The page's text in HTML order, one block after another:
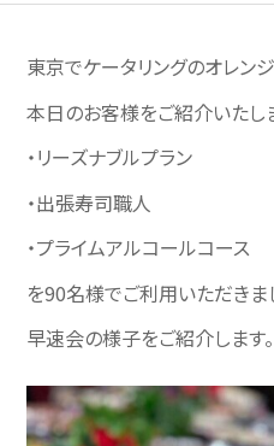
東京でケータリングのオレン
本日のお客様をご紹介いたし
・リーズナブルプラン
・出張寿司職人
・プライムアルコールコース
を90名様でご利用いただきま
早速会の様子をご紹介します。